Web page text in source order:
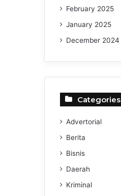
February 2025
January 2025
December 2024
Categories
Advertorial
Berita
Bisnis
Daerah
Kriminal